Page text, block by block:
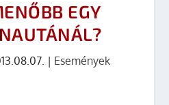
EGY
| Események